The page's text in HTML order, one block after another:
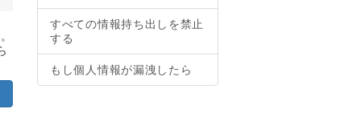
すべての情報持ち出しを禁止
する
もし個人情報が漏洩したら